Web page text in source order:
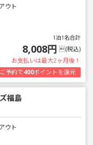
ウト
1泊1名合計
8,008円 (税込)
お支払いは最大2ヶ月後！
ご予約で400ポイントを還元
福島
ウト